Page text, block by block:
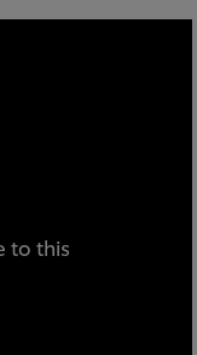
to this